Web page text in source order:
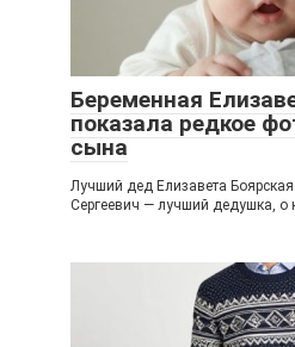
Беременная
показала редкое
сына
Лучший дед Елизавета
Сергеевич — лучший дедушка, о